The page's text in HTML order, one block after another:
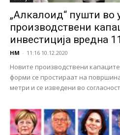
„Алкалоид“ пушти во
производствени
инвестиција вредна
НМ - 11:16 10.12.2020
Новите производствени
форми се простираат на
метри и се изведени во